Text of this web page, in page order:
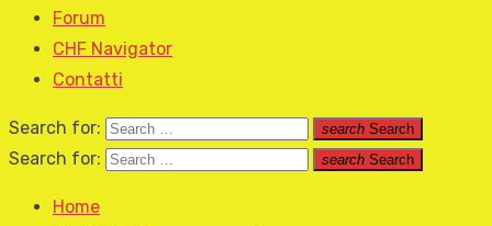
Forum
CHF Navigator
Contatti
Search for: search Search
Search for: search Search
Home